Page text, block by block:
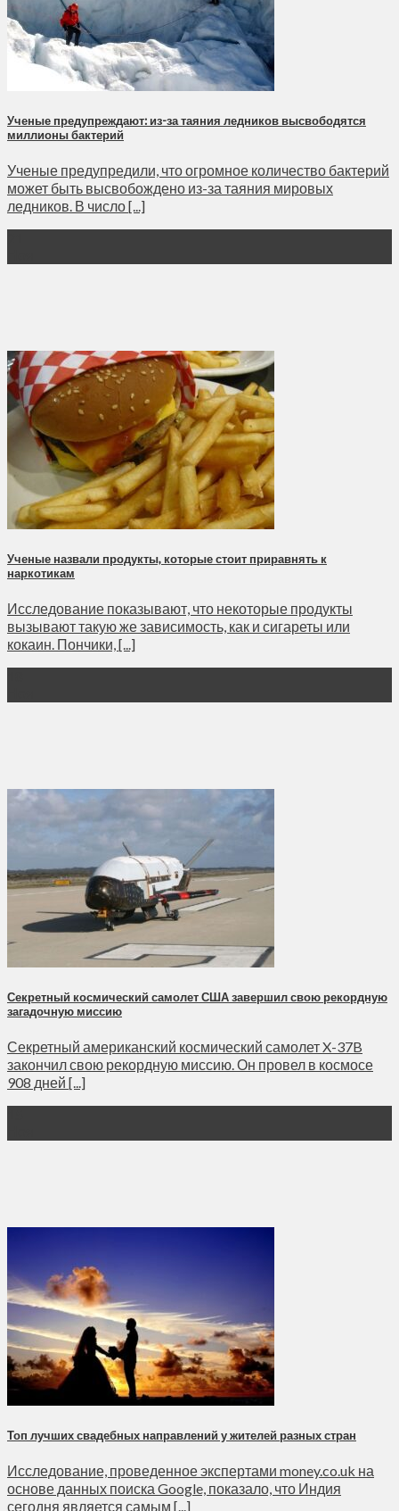
Ученые предупреждают: из-за таяния ледников высвободятся
миллионы бактерий
Ученые предупредили, что огромное количество бактерий
может быть высвобождено из-за таяния мировых
ледников. В число [...]
Ученые назвали продукты, которые стоит приравнять к
наркотикам
Исследование показывают, что некоторые продукты
вызывают такую же зависимость, как и сигареты или
кокаин. Пончики, [...]
Секретный космический самолет США завершил свою рекордную
загадочную миссию
Секретный американский космический самолет X-37B
закончил свою рекордную миссию. Он провел в космосе
908 дней [...]
Топ лучших свадебных направлений у жителей разных стран
Исследование, проведенное экспертами money.co.uk на
основе данных поиска Google, показало, что Индия
сегодня является самым [...]